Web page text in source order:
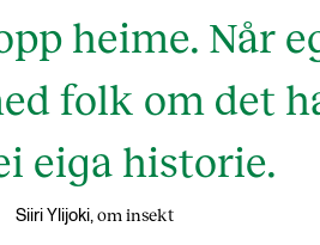
heime. Når
folk om det
eiga historie.
Siiri Ylijoki, om insekt